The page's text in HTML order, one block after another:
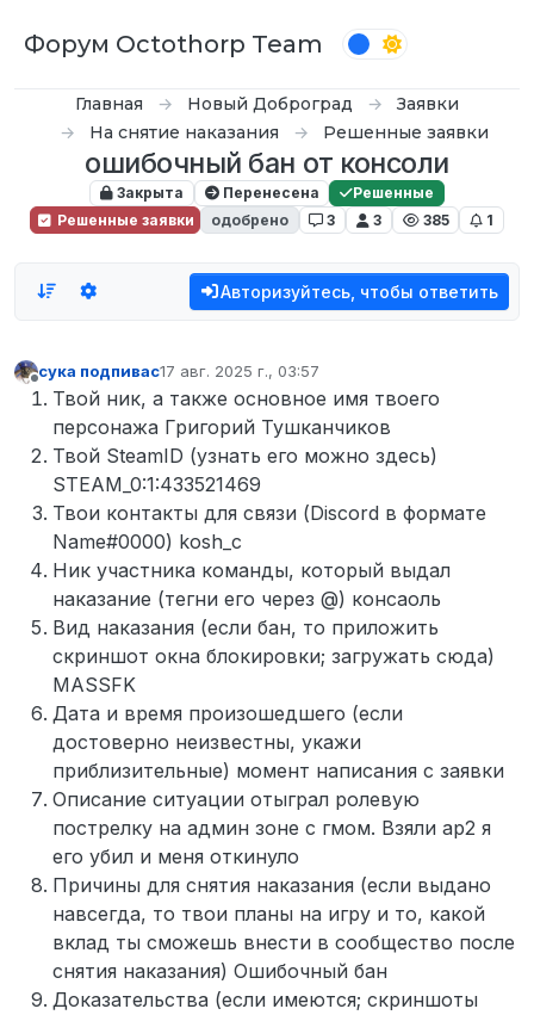
Форум Octothorp Team
Главная Новый Доброград
Заявки
На снятие наказания
Решенные заявки
ошибочный бан от консоли
Закрыта Перенесена
Решенные
Решенные заявки
одобрено 3 3 385 1
Авторизуйтесь, чтобы ответить
Не в сети
сука подпивас17 авг. 2025 г., 03:57
отредактировано
Твой ник, а также основное имя твоего
персонажа Григорий Тушканчиков
Твой SteamID (узнать его можно здесь)
STEAM_0:1:433521469
Твои контакты для связи (Discord в формате
Name#0000) kosh_c
Ник участника команды, который выдал
наказание (тегни его через @) консаоль
Вид наказания (если бан, то приложить
скриншот окна блокировки; загружать сюда)
MASSFK
Дата и время произошедшего (если
достоверно неизвестны, укажи
приблизительные) момент написания с заявки
Описание ситуации отыграл ролевую
пострелку на админ зоне с гмом. Взяли ар2 я
его убил и меня откинуло
Причины для снятия наказания (если выдано
навсегда, то твои планы на игру и то, какой
вклад ты сможешь внести в сообщество после
снятия наказания) Ошибочный бан
Доказательства (если имеются; скриншоты